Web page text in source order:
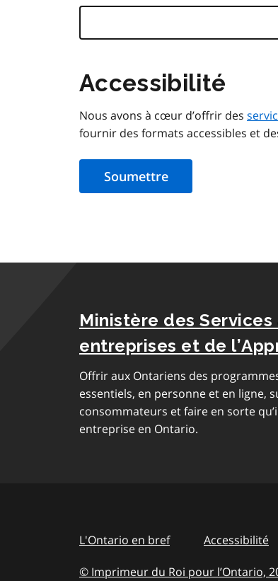
Accessibilité
Nous avons à cœur d’offrir des
fournir des formats accessibles et
Ministère des
entreprises et de
Offrir aux Ontariens des
essentiels, en personne et en ligne,
consommateurs et faire en sorte
entreprise en Ontario.
L'Ontario en bref Accessibilité
© Imprimeur du Roi pour l’Ontario,